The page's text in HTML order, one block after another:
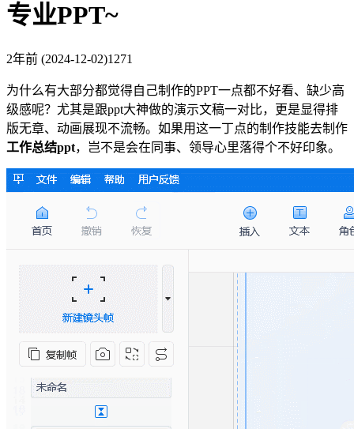
专业PPT~
2年前 (2024-12-02)1271
为什么有大部分都觉得自己制作的PPT一点都不好看、缺少高
级感呢？尤其是跟ppt大神做的演示文稿一对比，更是显得排
版无章、动画展现不流畅。如果用这一丁点的制作技能去制作
工作总结ppt，岂不是会在同事、领导心里落得个不好印象。